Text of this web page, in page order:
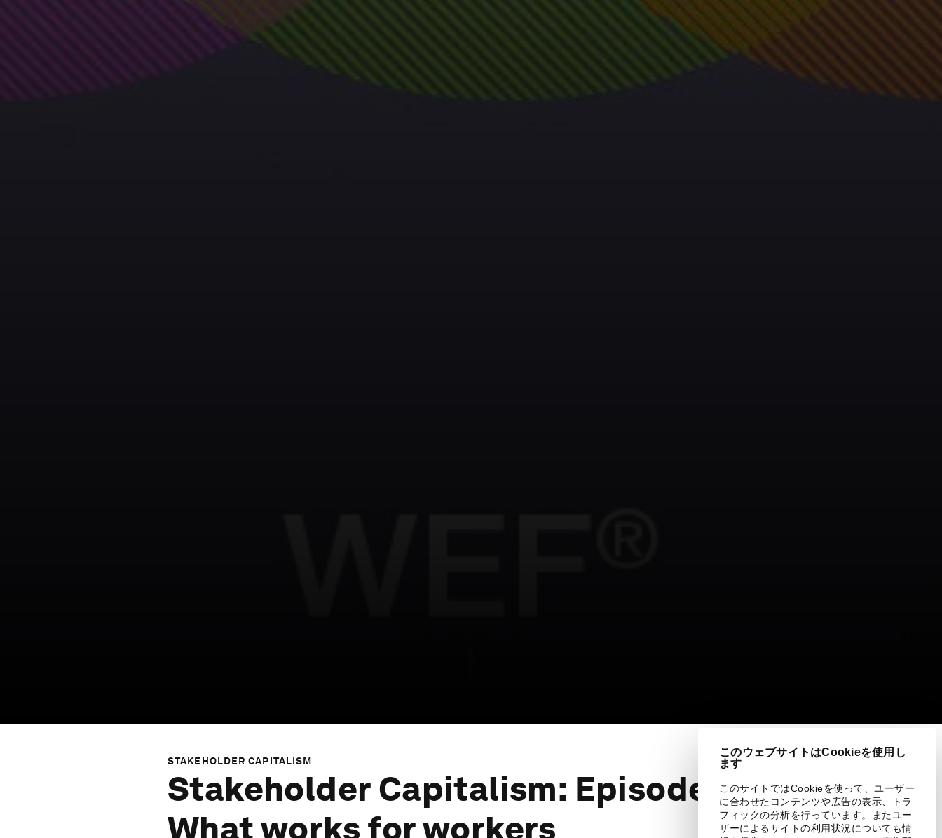
このウェブサイトはCookieを使用し
ます
このサイトではCookieを使って、ユーザー
に合わせたコンテンツや広告の表示、トラ
フィックの分析を行っています。またユー
ザーによるサイトの利用状況についても情
STAKEHOLDER CAPITALISM
Stakeholder Capitalism: Episode 2 -
What works for workers